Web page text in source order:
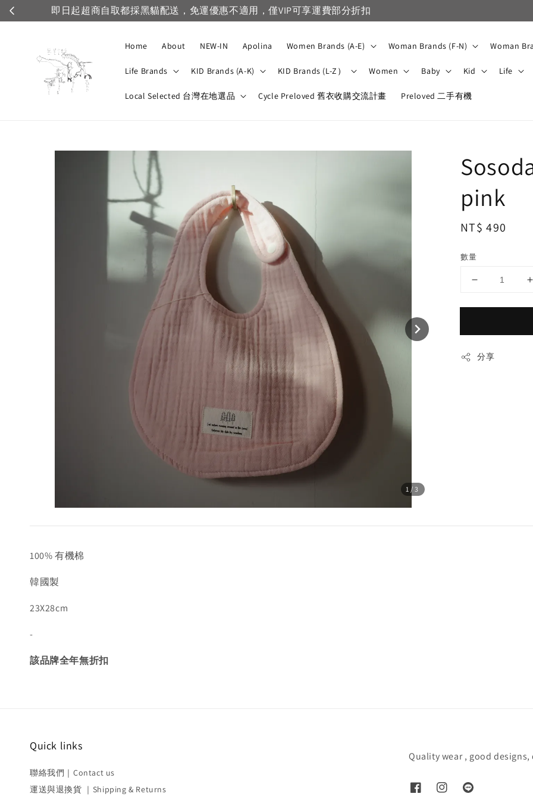
VIP滿1500免運，一般會員滿3500免運
Home About NEW-IN Apolina Women Brands (A-E) Woman Brands (F-N) Woman
Life Brands KID Brands (A-K) KID Brands (L-Z） Women Baby Kid Life
Local Selected 台灣在地選品 Cycle Preloved 舊衣收購交流計畫 Preloved 二手有機
1/3
pink
Regular
NT$ 490
數量
分享
100% 有機棉
韓國製
23X28cm
-
該品牌全年無折扣
Quick links
聯絡我們｜Contact us
運送與退換貨 ｜Shipping & Returns
Quality wear , good